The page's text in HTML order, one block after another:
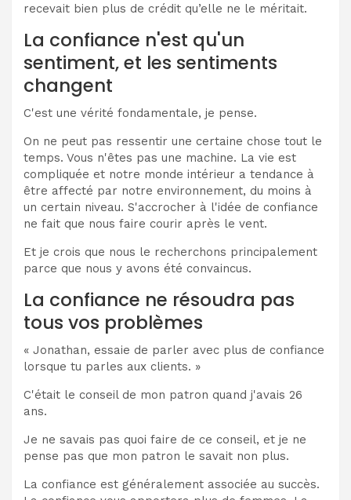
recevait bien plus de crédit qu’elle ne le méritait.
La confiance n'est qu'un
sentiment, et les sentiments
changent
C'est une vérité fondamentale, je pense.
On ne peut pas ressentir une certaine chose tout le
temps. Vous n'êtes pas une machine. La vie est
compliquée et notre monde intérieur a tendance à
être affecté par notre environnement, du moins à
un certain niveau. S'accrocher à l'idée de confiance
ne fait que nous faire courir après le vent.
Et je crois que nous le recherchons principalement
parce que nous y avons été convaincus.
La confiance ne résoudra pas
tous vos problèmes
« Jonathan, essaie de parler avec plus de confiance
lorsque tu parles aux clients. »
C'était le conseil de mon patron quand j'avais 26
ans.
Je ne savais pas quoi faire de ce conseil, et je ne
pense pas que mon patron le savait non plus.
La confiance est généralement associée au succès.